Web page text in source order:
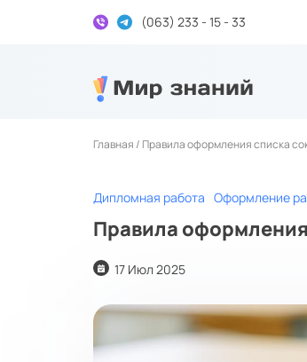
(063) 233 - 15 - 33
Главная / Правила оформления списка
Дипломная работа Оформление
Правила
17 Июл 2025